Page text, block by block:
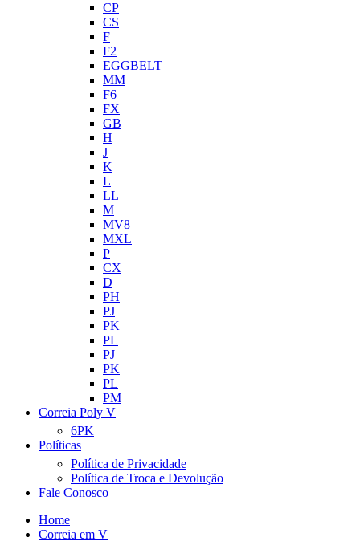
CP
CS
F
F2
EGGBELT
MM
F6
FX
GB
H
J
K
L
LL
M
MV8
MXL
P
CX
D
PH
PJ
PK
PL
PJ
PK
PL
PM
Correia Poly V
6PK
Políticas
Política de Privacidade
Política de Troca e Devolução
Fale Conosco
Home
Correia em V